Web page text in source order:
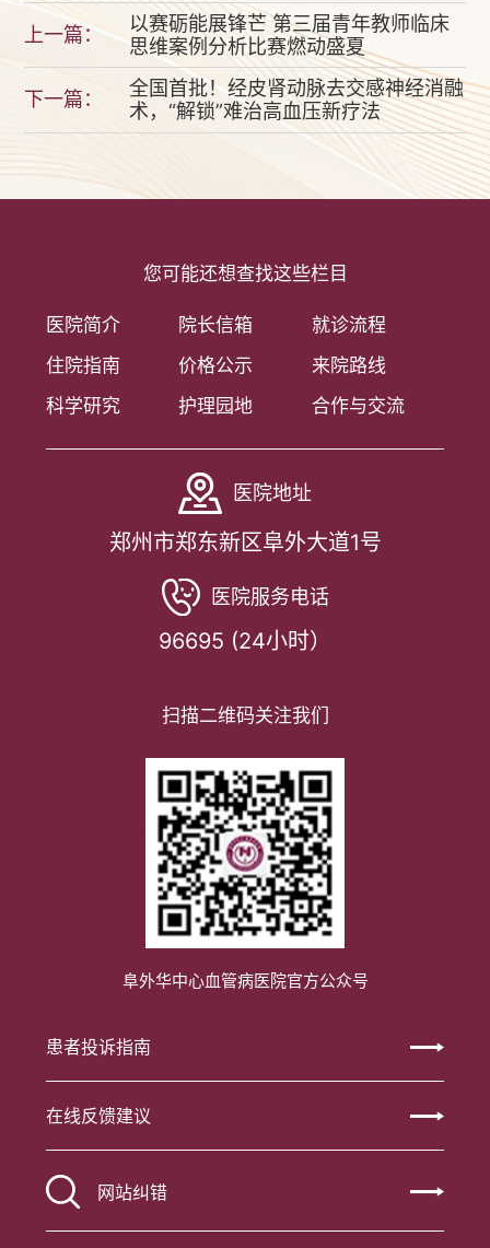
上一篇：
以赛砺能展锋芒 第三届青年教师临床
思维案例分析比赛燃动盛夏
下一篇：
全国首批！经皮肾动脉去交感神经消融
术，“解锁”难治高血压新疗法
您可能还想查找这些栏目
医院简介 院长信箱
就诊流程
住院指南
价格公示
来院路线
科学研究
护理园地 合作与交流
医院地址
郑州市郑东新区阜外大道1号
医院服务电话
96695 (24小时）
扫描二维码关注我们
阜外华中心血管病医院官方公众号
患者投诉指南
在线反馈建议
网站纠错